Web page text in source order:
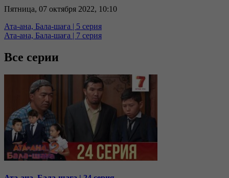
Пятница, 07 октября 2022, 10:10
Ата-ана, Бала-шаға | 5 серия
Ата-ана, Бала-шаға | 7 серия
Все серии